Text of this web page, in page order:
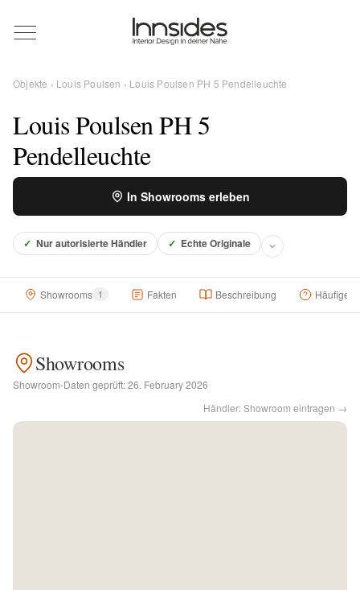
Magazin
Showrooms
Designer
Objekte
Über uns
Kontakt
Objekte › Louis Poulsen › Louis Poulsen PH 5 Pendelleuchte
Louis Poulsen PH 5
Pendelleuchte
In Showrooms erleben
✓ Nur autorisierte Händler ✓ Echte Originale
Showrooms 1 Fakten Beschreibung Häufige
Showrooms
Showroom-Daten geprüft:26. February 2026
Händler: Showroom eintragen →